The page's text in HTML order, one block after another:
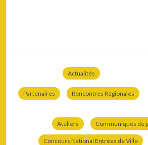
Actualités
Partenaires Rencontres Régionales
Ateliers Communiqués de
Concours National Entrées de Ville